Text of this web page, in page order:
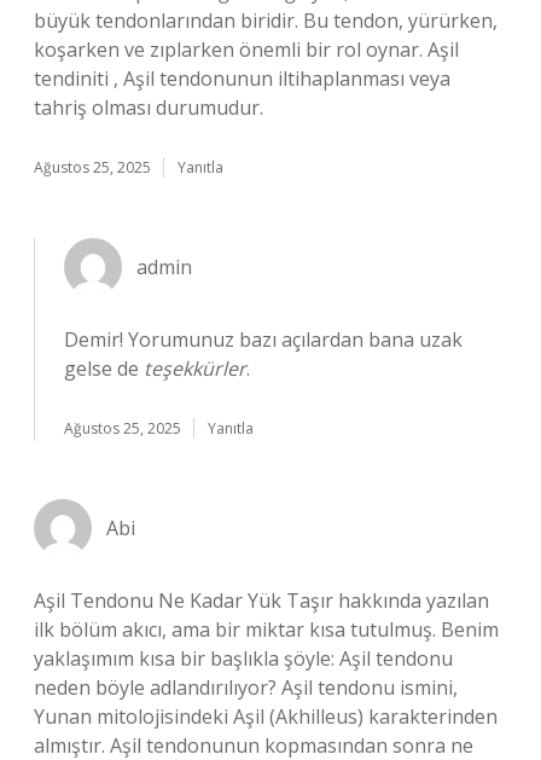
büyük tendonlarından biridir. Bu tendon, yürürken,
koşarken ve zıplarken önemli bir rol oynar. Aşil
tendiniti , Aşil tendonunun iltihaplanması veya
tahriş olması durumudur.
Ağustos 25, 2025 Yanıtla
admin
Demir! Yorumunuz bazı açılardan bana uzak
gelse de teşekkürler.
Ağustos 25, 2025 Yanıtla
Abi
Aşil Tendonu Ne Kadar Yük Taşır hakkında yazılan
ilk bölüm akıcı, ama bir miktar kısa tutulmuş. Benim
yaklaşımım kısa bir başlıkla şöyle: Aşil tendonu
neden böyle adlandırılıyor? Aşil tendonu ismini,
Yunan mitolojisindeki Aşil (Akhilleus) karakterinden
almıştır. Aşil tendonunun kopmasından sonra ne